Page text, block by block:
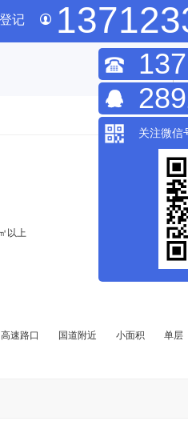
记
以上
高速路口 国道附近 小面积 单层
关注微信